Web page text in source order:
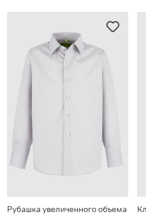
Рубашка увеличенного объема